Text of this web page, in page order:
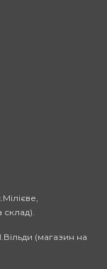
склад).
(магазин на